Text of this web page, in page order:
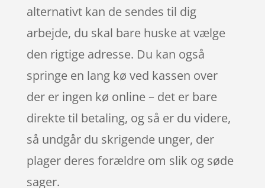
alternativt kan de sendes til dig
arbejde, du skal bare huske at vælge
den rigtige adresse. Du kan også
springe en lang kø ved kassen over
der er ingen kø online – det er bare
direkte til betaling, og så er du videre,
så undgår du skrigende unger, der
plager deres forældre om slik og søde
sager.